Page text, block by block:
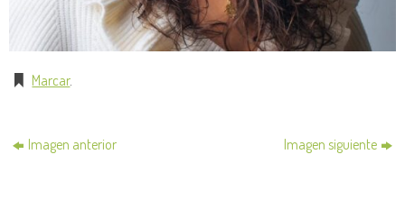
Marcar.
Imagen anterior Imagen siguiente